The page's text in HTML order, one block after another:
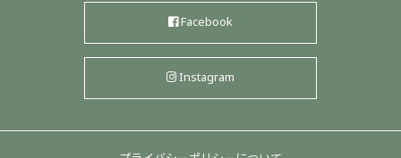
Facebook
Instagram